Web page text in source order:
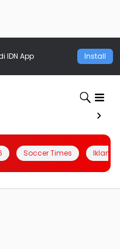
IDN App Install
Soccer Times Iklanin